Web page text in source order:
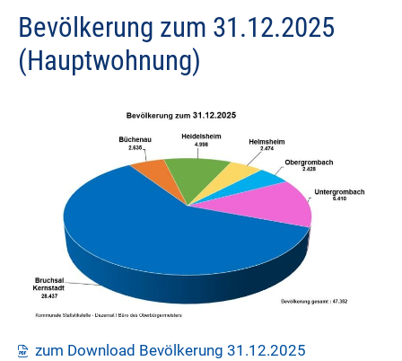
Bevölkerung zum 31.12.2025
(Hauptwohnung)
zum Download Bevölkerung 31.12.2025